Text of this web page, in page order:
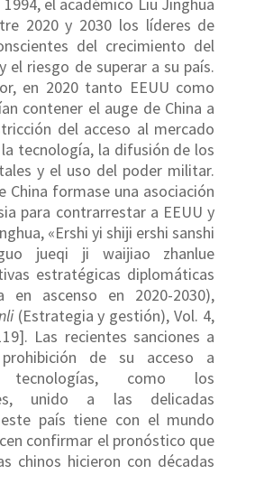
2020 y 2030 los líderes de
del crecimiento del
el riesgo de superar a su país.
en 2020 tanto EEUU como
contener el auge de China a
del acceso al mercado
tecnología, la difusión de los
y el uso del poder militar.
China formase una asociación
para contrarrestar a EEUU y
«Ershi yi shiji ershi sanshi
jueqi ji waijiao zhanlue
estratégicas diplomáticas
en ascenso en 2020-2030),
(Estrategia y gestión), Vol. 4,
Las recientes sanciones a
de su acceso a
tecnologías, como los
unido a las delicadas
país tiene con el mundo
confirmar el pronóstico que
chinos hicieron con décadas